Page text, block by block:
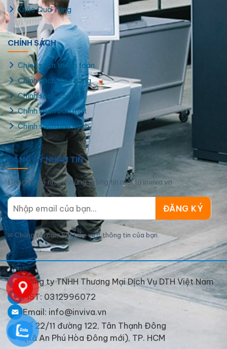
In hộp giấy biên hòa cao cấp
Khắc Quà Tặng
CHÍNH SÁCH
Chính sách thanh toán
Chính sách giao hàng
Chính sách đổi trả
Chính sách bảo mật
Chính sách bảo hành
ĐĂNG KÝ NHẬN TIN
Đăng ký để nhận những thông tin mới từ inviva.vn
✉ Chúng tôi cam kết bảo mật thông tin của bạn.
Công ty TNHH Thương Mại Dịch Vụ DTH Việt Nam
MST: 0312996072
Email: info@inviva.vn
Số 22/11 đường 122, Tân Thạnh Đông
(xã An Phú Hòa Đông mới), TP. HCM